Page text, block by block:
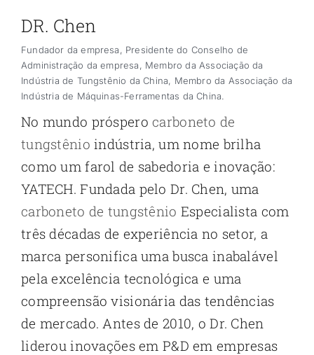
DR. Chen
Fundador da empresa, Presidente do Conselho de
Administração da empresa, Membro da Associação da
Indústria de Tungstênio da China, Membro da Associação da
Indústria de Máquinas-Ferramentas da China.
No mundo próspero carboneto de
tungstênio indústria, um nome brilha
como um farol de sabedoria e inovação:
YATECH. Fundada pelo Dr. Chen, uma
carboneto de tungstênio Especialista com
três décadas de experiência no setor, a
marca personifica uma busca inabalável
pela excelência tecnológica e uma
compreensão visionária das tendências
de mercado. Antes de 2010, o Dr. Chen
liderou inovações em P&D em empresas